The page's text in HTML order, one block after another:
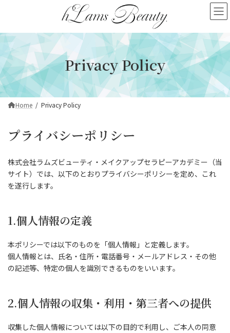
ン
へ
ス
キ
ッ
プ
ー
ョ
ン
に
移
動
Privacy Policy
Home Privacy Policy
プライバシーポリシー
株式会社ラムズビューティ・メイクアップセラピーアカデミー（当
サイト）では、以下のとおりプライバシーポリシーを定め、これ
を遂行します。
1.個人情報の定義
本ポリシーでは以下のものを「個人情報」と定義します。
個人情報とは、氏名・住所・電話番号・メールアドレス・その他
の記述等、特定の個人を識別できるものをいいます。
2.個人情報の収集・利用・第三者への提供
収集した個人情報については以下の目的で利用し、ご本人の同意